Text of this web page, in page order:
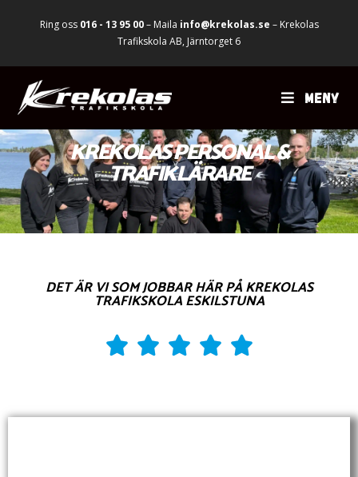
Ring oss 016 - 13 95 00– Maila info@krekolas.se – Krekolas
Trafikskola AB, Järntorget 6
MENY
KREKOLAS PERSONAL &
TRAFIKLÄRARE
DET ÄR VI SOM JOBBAR HÄR PÅ KREKOLAS
TRAFIKSKOLA ESKILSTUNA
    